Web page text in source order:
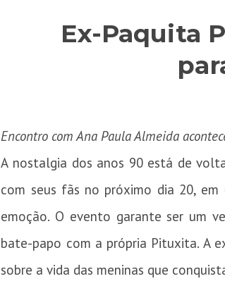
Ex-Paquita
Encontro com Ana Paula Almeida
A nostalgia dos anos 90 está de
com seus fãs no próximo dia 20,
emoção. O evento garante ser um
bate-papo com a própria Pituxita. A
sobre a vida das meninas que